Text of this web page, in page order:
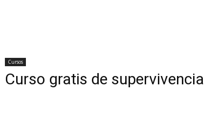
Cursos
Curso gratis de supervivencia